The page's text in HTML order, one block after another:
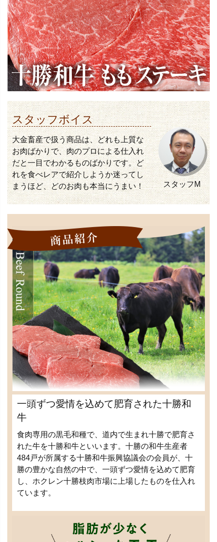
スタッフボイス
大金畜産で扱う商品は、どれも上質な
お肉ばかりで、肉のプロによる仕入れ
だと一目でわかるものばかりです。ど
れを食べレアで紹介しようか迷ってし
まうほど、どのお肉も本当にうまい！
スタッフM
一頭ずつ愛情を込めて肥育された十勝和
牛
食肉専用の黒毛和種で、道内で生まれ十勝で肥育さ
れた牛を十勝和牛といいます。十勝の和牛生産者
484戸が所属する十勝和牛振興協議会の会員が、十
勝の豊かな自然の中で、一頭ずつ愛情を込めて肥育
し、ホクレン十勝枝肉市場に上場したものを仕入れ
ています。